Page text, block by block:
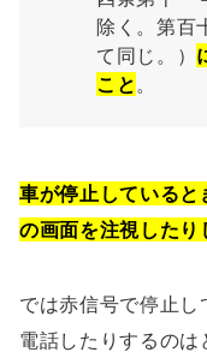
除く。第百
て同じ。）
こと 。
車が停止している
の画面を注視したり
では赤信号で停止し
電話したりするの